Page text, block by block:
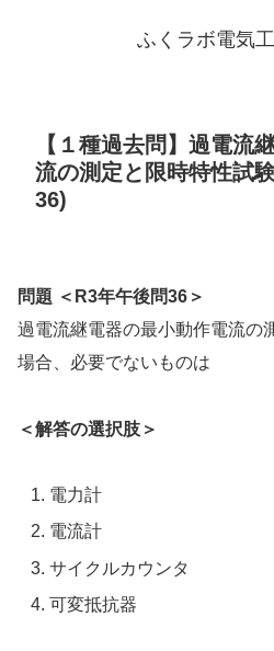
ふくラボ電気
【１種過去問】過電流
流の測定と限時特性試
36)
問題 ＜R3年午後問36＞
過電流継電器の最小動作電流の
場合、必要でないものは
＜解答の選択肢＞
電力計
電流計
サイクルカウンタ
可変抵抗器